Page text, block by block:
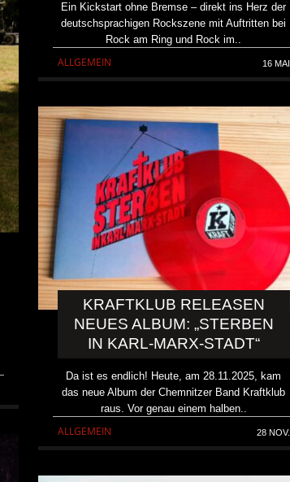
Ein Kickstart ohne Bremse – direkt ins Herz der
deutschsprachigen Rockszene mit Auftritten bei
Rock am Ring und Rock im..
ALLGEMEIN 16 MAI
KRAFTKLUB RELEASEN
NEUES ALBUM: „STERBEN
IN KARL-MARX-STADT“
Da ist es endlich! Heute, am 28.11.2025, kam
das neue Album der Chemnitzer Band Kraftklub
raus. Vor genau einem halben..
ALLGEMEIN 28 NOV.